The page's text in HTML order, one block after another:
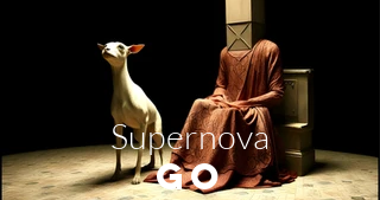
Supernova
GO